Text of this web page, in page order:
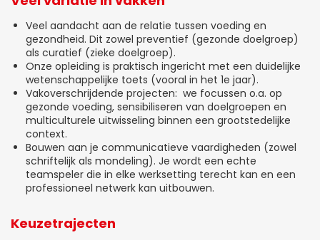
Veel aandacht aan de relatie tussen voeding en
gezondheid. Dit zowel preventief (gezonde doelgroep)
als curatief (zieke doelgroep).
Onze opleiding is praktisch ingericht met een duidelijke
wetenschappelijke toets (vooral in het 1e jaar).
Vakoverschrijdende projecten: we focussen o.a. op
gezonde voeding, sensibiliseren van doelgroepen en
multiculturele uitwisseling binnen een grootstedelijke
context.
Bouwen aan je communicatieve vaardigheden (zowel
schriftelijk als mondeling). Je wordt een echte
teamspeler die in elke werksetting terecht kan en een
professioneel netwerk kan uitbouwen.
Keuzetrajecten